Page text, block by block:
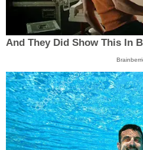
And They Did Show This In